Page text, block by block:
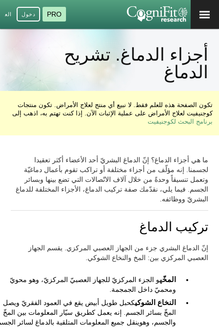
PRO دخول
أجزاء الدماغ. تشريح
الدماغ
تكون الصفحة هذه للعلم فقط. لا نبيع أي منتج لعلاج الأمراض. تكون منتجات
كوجنيفيت لعلاج الأمراض على عملية الإثبات الآن. إذا كنت تهتم به، اذهب إلى
برنامج البحث لكوجنيفيت
ما هي أجزاء الدماغ؟ إنّ الدماغ البشريّ أحد الأعضاء أكثر تعقيدا
لجسمنا. إنه مؤلّف من أجزاء مختلفة أو تراكب تقوم بأعمال دماغيّة
وتعمل تنسيقاً وحدةً من خلال آلاف الاتّصالات التي تضع بينها وبسائر
الجسم. فيما يلي، نقدّمك صفة تركيب الدماغ، الأجزاء المختلفة للدماغ
البشريّ ووظائفه.
تركيب الدماغ
إنّ الدماغ البشري جزء من الجهاز العصبي المركزي. يقسم الجهاز
العصبي المركزي بين: المخ والنخاع الشوكي.
المخّهو الجزء المركزيّ للجهاز العصبيّ المركزيّ، وهو محويّ
ومحميّ داخل الجمجمة.
النخاع الشوكيكحبل طويل أبيض يقع في العمود الفقريّ ويصل
المخّ بسائر الجسم. إنه يعمل كطريق سيّار المعلومات بين المخّ
والجسم، وهوينقل جميع المعلومات المتلقية بالدماغ لسائر